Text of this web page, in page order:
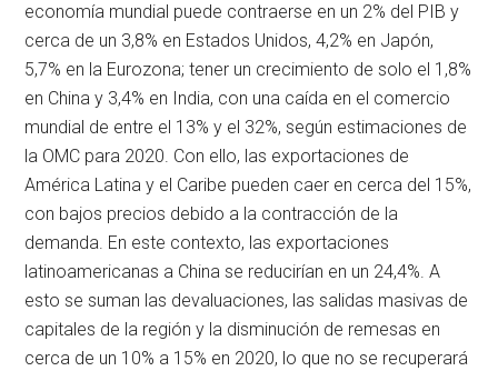
economía mundial puede contraerse en un 2% del PIB y
cerca de un 3,8% en Estados Unidos, 4,2% en Japón,
5,7% en la Eurozona; tener un crecimiento de solo el 1,8%
en China y 3,4% en India, con una caída en el comercio
mundial de entre el 13% y el 32%, según estimaciones de
la OMC para 2020. Con ello, las exportaciones de
América Latina y el Caribe pueden caer en cerca del 15%,
con bajos precios debido a la contracción de la
demanda. En este contexto, las exportaciones
latinoamericanas a China se reducirían en un 24,4%. A
esto se suman las devaluaciones, las salidas masivas de
capitales de la región y la disminución de remesas en
cerca de un 10% a 15% en 2020, lo que no se recuperará